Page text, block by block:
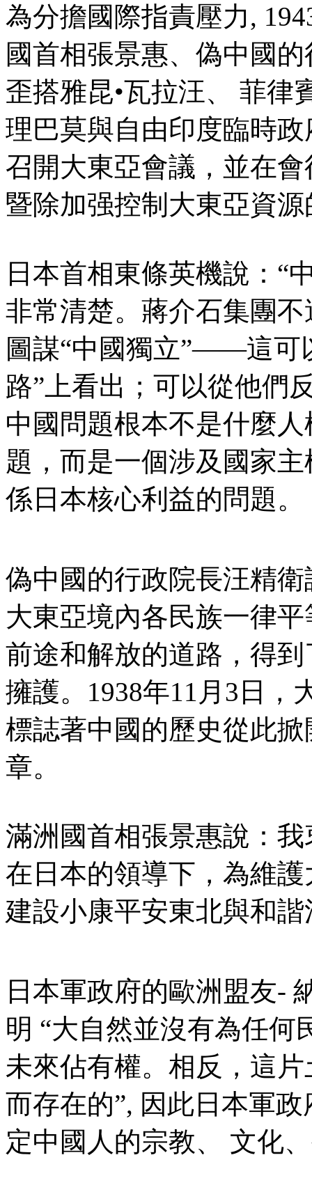
為分擔國際指責壓力,
國首相張景惠、偽中國
歪搭雅昆•瓦拉汪、 菲律
理巴莫與自由印度臨時
召開大東亞會議，並在
暨除加强控制大東亞資
日本首相東條英機說：“
非常清楚。蔣介石集團
圖謀“中國獨立”——這可
路”上看出；可以從他們
中國問題根本不是什麼
題，而是一個涉及國家
係日本核心利益的問題。
偽中國的行政院長汪精
大東亞境內各民族一律
前途和解放的道路，得
擁護。1938年11月3日，
標誌著中國的歷史從此
章。
滿洲國首相張景惠說：
在日本的領導下，為維
建設小康平安東北與和
日本軍政府的歐洲盟友-
明 “大自然並沒有為任何
未來佔有權。相反，這
而存在的”, 因此日本軍
定中國人的宗教、 文化